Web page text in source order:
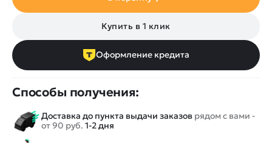
Купить в 1 клик
Оформление кредита
Способы получения:
Доставка до пункта выдачи заказов рядом с вами -
от 90 руб. 1-2 дня